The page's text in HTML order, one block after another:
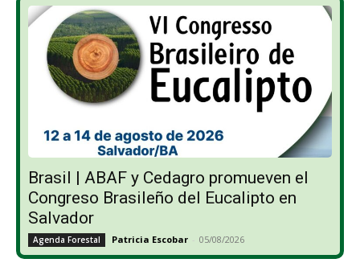
Brasil | ABAF y Cedagro promueven el
Congreso Brasileño del Eucalipto en
Salvador
Agenda Forestal Patricia Escobar - 05/08/2026